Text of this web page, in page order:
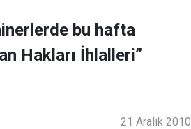
bu hafta
Hakları İhlalleri”
21 Aralık 2010